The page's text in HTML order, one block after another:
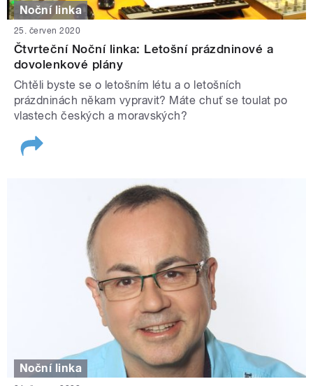
Noční linka
25. červen 2020
Čtvrteční Noční linka: Letošní prázdninové a
dovolenkové plány
Chtěli byste se o letošním létu a o letošních
prázdninách někam vypravit? Máte chuť se toulat po
vlastech českých a moravských?
Noční linka